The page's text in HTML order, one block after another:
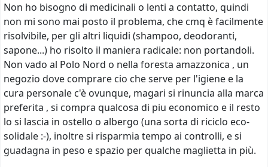
Non ho bisogno di medicinali o lenti a contatto, quindi
non mi sono mai posto il problema, che cmq è facilmente
risolvibile, per gli altri liquidi (shampoo, deodoranti,
sapone...) ho risolto il maniera radicale: non portandoli.
Non vado al Polo Nord o nella foresta amazzonica , un
negozio dove comprare cio che serve per l'igiene e la
cura personale c'è ovunque, magari si rinuncia alla marca
preferita , si compra qualcosa di piu economico e il resto
lo si lascia in ostello o albergo (una sorta di riciclo eco-
solidale :-), inoltre si risparmia tempo ai controlli, e si
guadagna in peso e spazio per qualche maglietta in più.